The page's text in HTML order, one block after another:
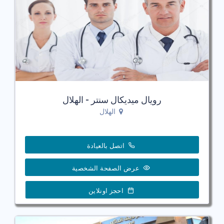
رويال ميديكال سنتر - الهلال
الهلال
اتصل بالعيادة
عرض الصفحة الشخصية
احجز اونلاين